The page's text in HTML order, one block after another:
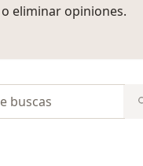
eliminar opiniones.